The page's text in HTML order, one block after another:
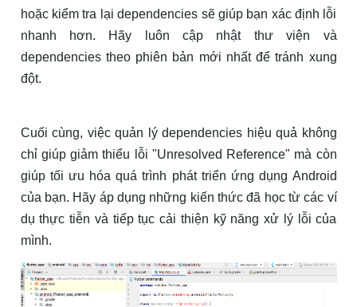
hoặc kiểm tra lại dependencies sẽ giúp bạn xác định lỗi
nhanh hơn. Hãy luôn cập nhật thư viện và
dependencies theo phiên bản mới nhất để tránh xung
đột.
Cuối cùng, việc quản lý dependencies hiệu quả không
chỉ giúp giảm thiểu lỗi "Unresolved Reference" mà còn
giúp tối ưu hóa quá trình phát triển ứng dụng Android
của bạn. Hãy áp dụng những kiến thức đã học từ các ví
dụ thực tiễn và tiếp tục cải thiện kỹ năng xử lý lỗi của
mình.